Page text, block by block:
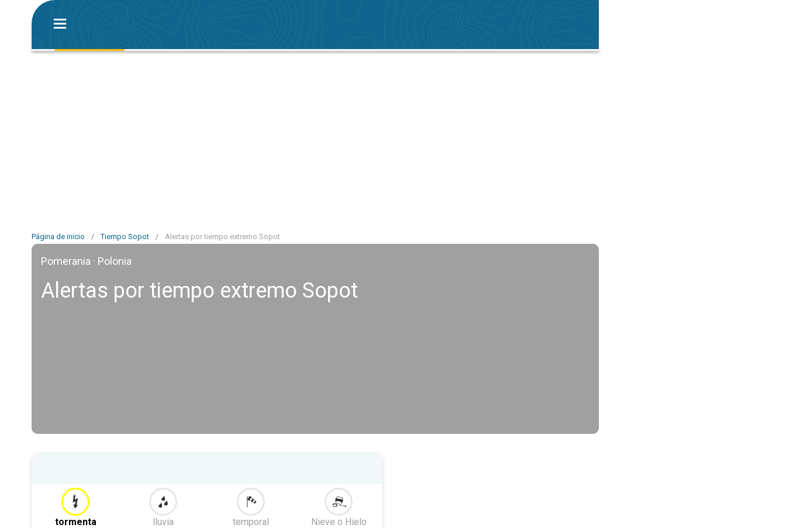
Página de inicio / Tiempo Sopot / Alertas por tiempo extremo Sopot
Pomerania · Polonia
Alertas por tiempo extremo Sopot
tormenta lluvia temporal Nieve o Hielo